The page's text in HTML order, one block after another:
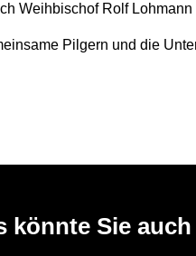
Weihbischof Rolf Lohmann
Pilgern und die
könnte Sie